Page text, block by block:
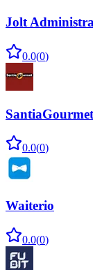
Jolt
0.0(0)
SantiaGourmet
0.0(0)
Waiterio
0.0(0)